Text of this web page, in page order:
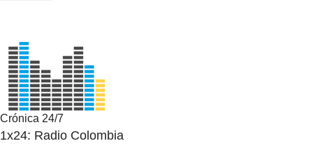
Crónica 24/7
1x24: Radio Colombia